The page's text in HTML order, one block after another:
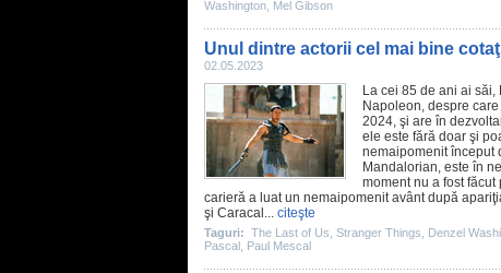
Washington Mel Gibson
Unul dintre actorii cel mai bine
02.05.2023
La cei 85 de ani ai săi,
Napoleon, despre care
2024, şi are în
ele este fără doar şi
nemaipomenit început
Mandalorian, este în
moment nu a fost
carieră a luat un nemaipomenit avânt după
şi Caracal... citeşte
Taguri: The Last of Us Stranger Things Denzel
Pascal Paul Mescal